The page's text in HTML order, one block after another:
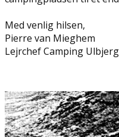
Med venlig hilsen,
Pierre van Mieghem
Lejrchef Camping Ulbjerg